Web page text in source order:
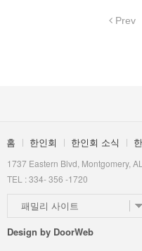
Prev
홈 한인회 한인회 소식
1737 Eastern Blvd, Montgomery,
TEL : 334- 356 -1720
패밀리 사이트
Design by DoorWeb